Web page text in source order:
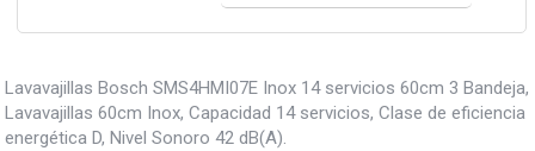
Lavavajillas Bosch SMS4HMI07E Inox 14 servicios 60cm 3 Bandeja,
Lavavajillas 60cm Inox, Capacidad 14 servicios, Clase de eficiencia
energética D, Nivel Sonoro 42 dB(A).